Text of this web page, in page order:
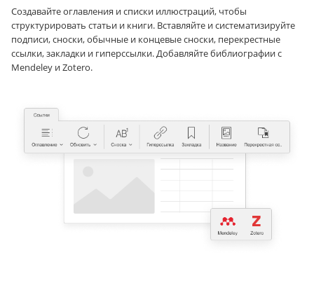
Создавайте оглавления и списки иллюстраций, чтобы
структурировать статьи и книги. Вставляйте и систематизируйте
подписи, сноски, обычные и концевые сноски, перекрестные
ссылки, закладки и гиперссылки. Добавляйте библиографии с
Mendeley и Zotero.